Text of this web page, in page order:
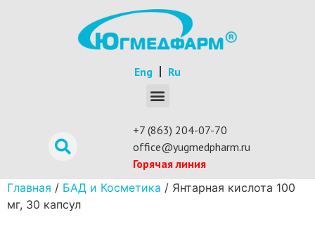
Eng Ru
+7 (863) 204-07-70
office@yugmedpharm.ru
Горячая линия
Главная / БАД и Косметика / Янтарная кислота 100
мг, 30 капсул